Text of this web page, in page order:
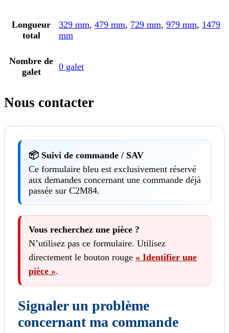
Longueur
total
329 mm, 479 mm, 729 mm, 979 mm, 1479
mm
Nombre de
galet
0 galet
Nous contacter
📦 Suivi de commande / SAV
Ce formulaire bleu est exclusivement réservé
aux demandes concernant une commande déjà
passée sur C2M84.
Vous recherchez une pièce ?
N’utilisez pas ce formulaire. Utilisez
directement le bouton rouge « Identifier une
pièce ».
Signaler un problème
concernant ma commande